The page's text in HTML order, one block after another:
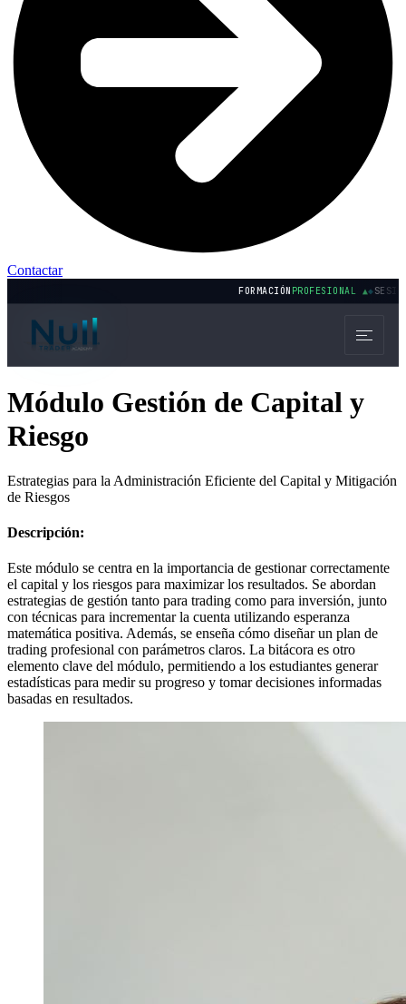
Contactar
FORMACIÓNPROFESIONAL ▲◆SESIONES
Módulo Gestión de Capital y
Riesgo
Estrategias para la Administración Eficiente del Capital y Mitigación
de Riesgos
Descripción:
Este módulo se centra en la importancia de gestionar correctamente
el capital y los riesgos para maximizar los resultados. Se abordan
estrategias de gestión tanto para trading como para inversión, junto
con técnicas para incrementar la cuenta utilizando esperanza
matemática positiva. Además, se enseña cómo diseñar un plan de
trading profesional con parámetros claros. La bitácora es otro
elemento clave del módulo, permitiendo a los estudiantes generar
estadísticas para medir su progreso y tomar decisiones informadas
basadas en resultados.